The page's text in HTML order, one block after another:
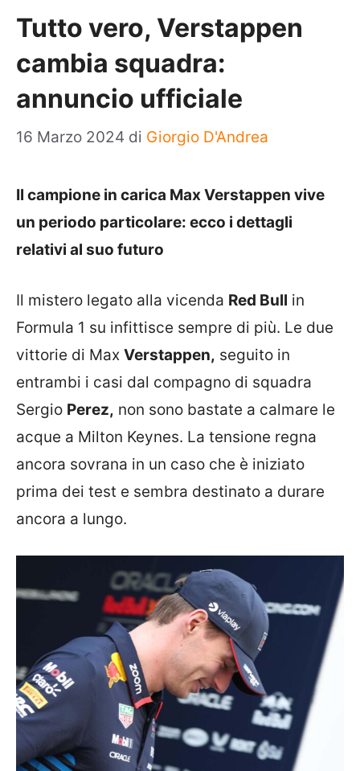
Tutto vero, Verstappen
cambia squadra:
annuncio ufficiale
16 Marzo 2024 di Giorgio D'Andrea
Il campione in carica Max Verstappen vive
un periodo particolare: ecco i dettagli
relativi al suo futuro
Il mistero legato alla vicenda Red Bull in
Formula 1 su infittisce sempre di più. Le due
vittorie di Max Verstappen, seguito in
entrambi i casi dal compagno di squadra
Sergio Perez, non sono bastate a calmare le
acque a Milton Keynes. La tensione regna
ancora sovrana in un caso che è iniziato
prima dei test e sembra destinato a durare
ancora a lungo.